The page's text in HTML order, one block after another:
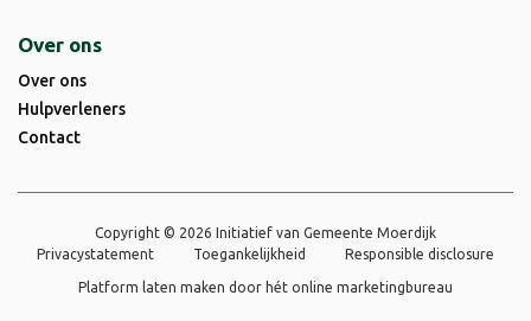
Over ons
Over ons
Hulpverleners
Contact
Copyright © 2026 Initiatief van Gemeente Moerdijk
Privacystatement
Toegankelijkheid Responsible disclosure
Platform laten maken door hét online marketingbureau